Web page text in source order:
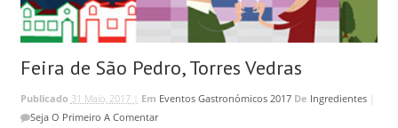
Feira de São Pedro, Torres Vedras
Publicado 31 Maio, 2017 | Em Eventos Gastronómicos 2017 De Ingredientes|
Seja O Primeiro A Comentar